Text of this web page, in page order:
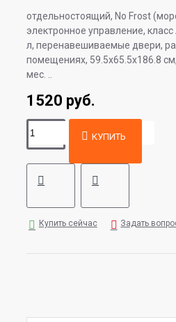
отдельностоящий, No Frost
электронное управление,
л, перенавешиваемые двери,
помещениях, 59.5x65.5x186.8
мес. ..
1520 руб.
КУПИТЬ
Купить сейчас Задать